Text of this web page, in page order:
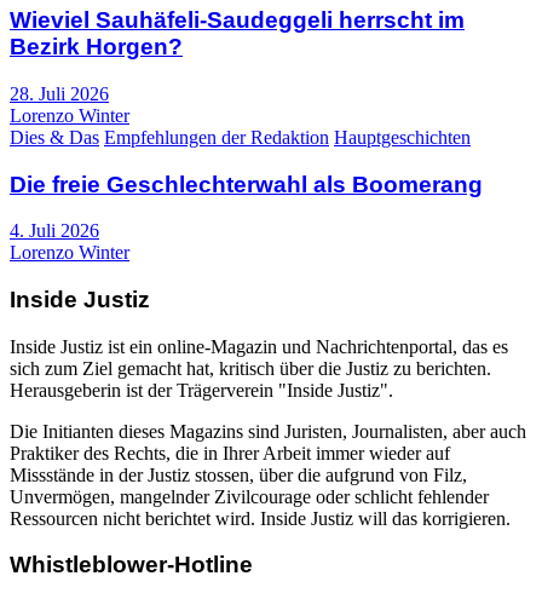
Wieviel Sauhäfeli-Saudeggeli herrscht im
Bezirk Horgen?
28. Juli 2026
Lorenzo Winter
Dies & Das Empfehlungen der Redaktion Hauptgeschichten
Die freie Geschlechterwahl als Boomerang
4. Juli 2026
Lorenzo Winter
Inside Justiz
Inside Justiz ist ein online-Magazin und Nachrichtenportal, das es
sich zum Ziel gemacht hat, kritisch über die Justiz zu berichten.
Herausgeberin ist der Trägerverein "Inside Justiz".
Die Initianten dieses Magazins sind Juristen, Journalisten, aber auch
Praktiker des Rechts, die in Ihrer Arbeit immer wieder auf
Missstände in der Justiz stossen, über die aufgrund von Filz,
Unvermögen, mangelnder Zivilcourage oder schlicht fehlender
Ressourcen nicht berichtet wird. Inside Justiz will das korrigieren.
Whistleblower-Hotline